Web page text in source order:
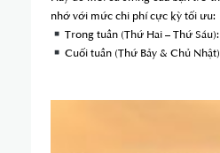
nhớ với mức chi phí cực kỳ tối ưu:
Trong tuần (Thứ Hai – Thứ
Cuối tuần (Thứ Bảy & Chủ